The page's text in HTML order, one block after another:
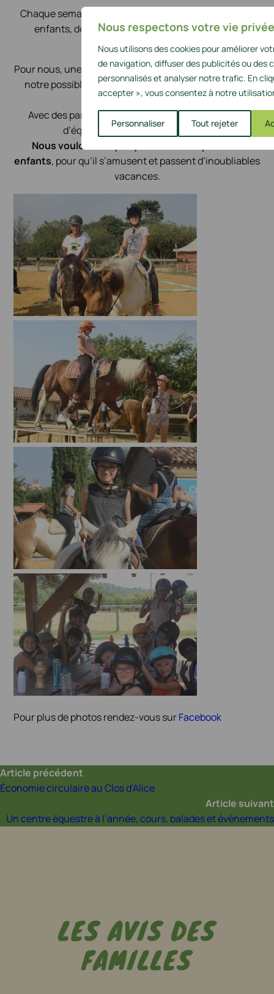
Nous respectons votre vie
Nous utilisons des cookies pour améliorer
de navigation, diffuser des publicités ou des
personnalisés et analyser notre trafic. En
accepter », vous consentez à notre
Personnaliser Tout rejeter
Chaque semaine, de nouveaux séjours, de nouveaux
enfants, de nouveaux sourires et de nouveaux
souvenirs.
Pour nous, une expérience enrichissante, nous faisons
notre possible pour améliorer continuellement nos
services.
Avec des partenariats de qualité, un recrutement
d’équipe d’animation minutieux…
Nous voulons ce qu’il y a de meilleur pour vos
enfants, pour qu’il s’amusent et passent d’inoubliables
vacances.
Pour plus de photos rendez-vous surFacebook
Article précédent
Économie circulaire au Clos d’Alice
Article suivant
Un centre équestre à l’année, cours, balades et évènements
LES AVIS DES
FAMILLES